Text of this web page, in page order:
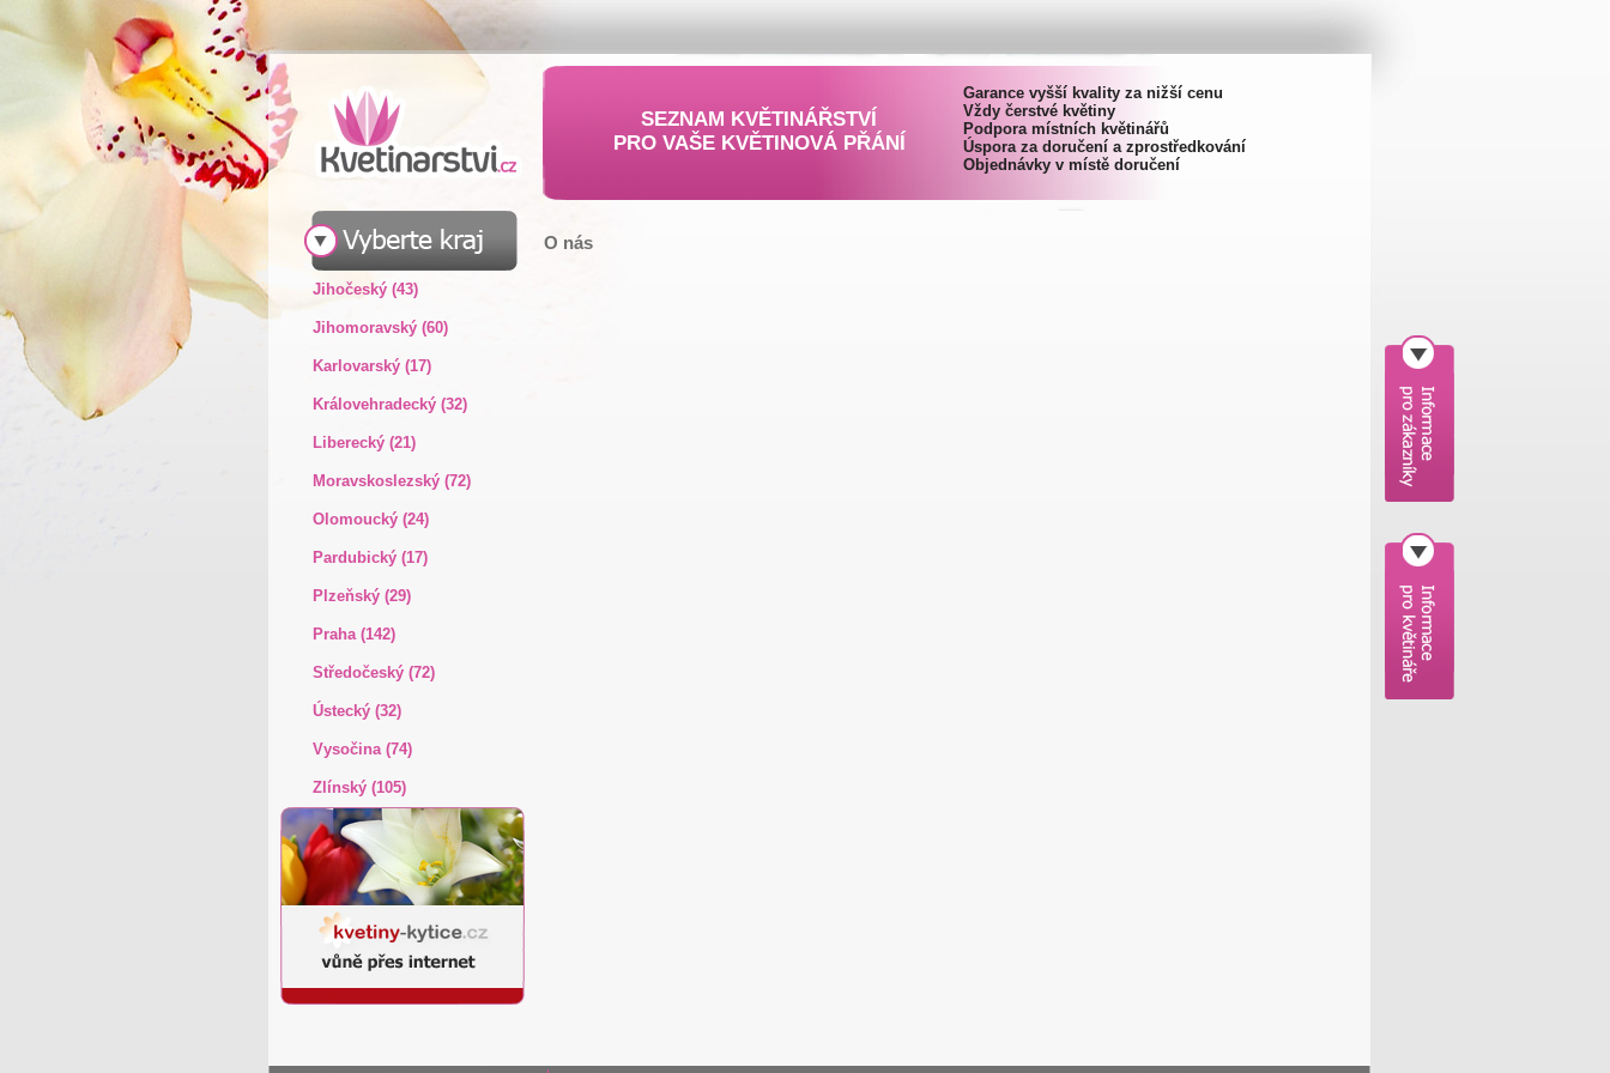
SEZNAM KVĚTINÁŘSTVÍ
PRO VAŠE KVĚTINOVÁ PŘÁNÍ
Garance vyšší kvality za nižší cenu
Vždy čerstvé květiny
Podpora místních květinářů
Úspora za doručení a zprostředkování
Objednávky v místě doručení
Jihočeský (43)
Jihomoravský (60)
Karlovarský (17)
Královehradecký (32)
Liberecký (21)
Moravskoslezský (72)
Olomoucký (24)
Pardubický (17)
Plzeňský (29)
Praha (142)
Středočeský (72)
Ústecký (32)
Vysočina (74)
Zlínský (105)
O nás